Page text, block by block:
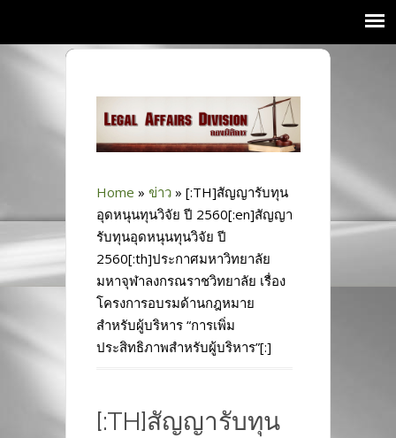
Home » ข่าว » [:TH]สัญญารับทุน
อุดหนุนทุนวิจัย ปี 2560[:en]สัญญา
รับทุนอุดหนุนทุนวิจัย ปี
2560[:th]ประกาศมหาวิทยาลัย
มหาจุฬาลงกรณราชวิทยาลัย เรื่อง
โครงการอบรมด้านกฎหมาย
สำหรับผู้บริหาร “การเพิ่ม
ประสิทธิภาพสำหรับผู้บริหาร”[:]
[:TH]สัญญารับทุน